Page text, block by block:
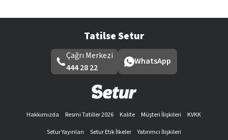
Tatilse Setur
Çağrı Merkezi
444 28 22
WhatsApp
Hakkımızda Resmi Tatiller 2026 Kalite Müşteri İlişkileri
KVKK
Setur Yayınları
Setur Etik İlkeler
Yatırımcı İlişkileri